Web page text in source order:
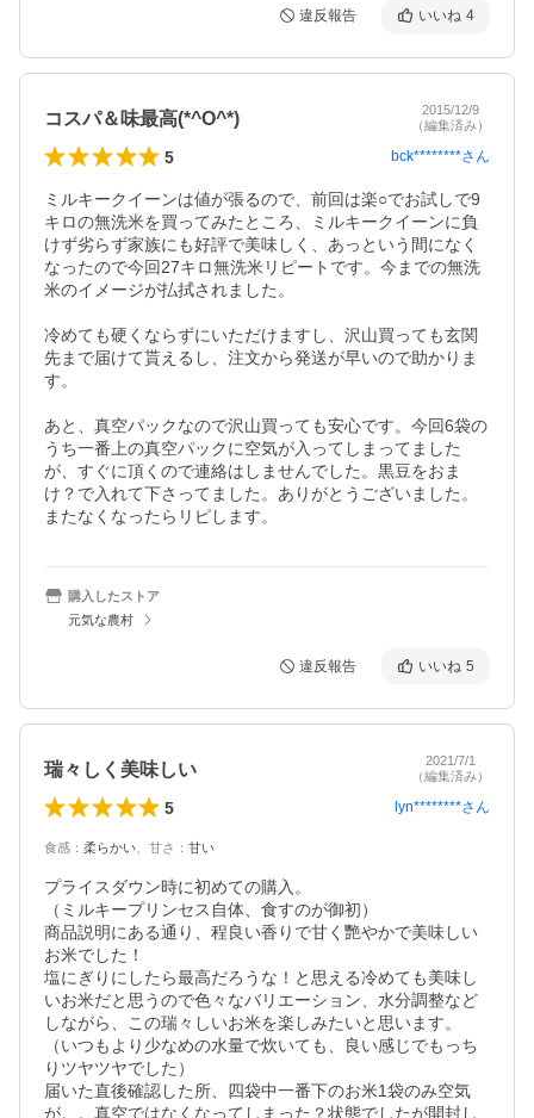
違反報告 いいね 4
コスパ＆味最高(*^O^*)
2015/12/9
（編集済み）
5 bck********さん
ミルキークイーンは値が張るので、前回は楽○でお試しで9
キロの無洗米を買ってみたところ、ミルキークイーンに負
けず劣らず家族にも好評で美味しく、あっという間になく
なったので今回27キロ無洗米リピートです。今までの無洗
米のイメージが払拭されました。
冷めても硬くならずにいただけますし、沢山買っても玄関
先まで届けて貰えるし、注文から発送が早いので助かりま
す。
あと、真空パックなので沢山買っても安心です。今回6袋の
うち一番上の真空パックに空気が入ってしまってました
が、すぐに頂くので連絡はしませんでした。黒豆をおま
け？で入れて下さってました。ありがとうございました。
またなくなったらリピします。
購入したストア
元気な農村
違反報告 いいね 5
瑞々しく美味しい
2021/7/1
（編集済み）
5 lyn********さん
食感 ： 柔らかい 甘さ ： 甘い
プライスダウン時に初めての購入。
（ミルキープリンセス自体、食すのが御初）
商品説明にある通り、程良い香りで甘く艷やかで美味しい
お米でした！
塩にぎりにしたら最高だろうな！と思える冷めても美味し
いお米だと思うので色々なバリエーション、水分調整など
しながら、この瑞々しいお米を楽しみたいと思います。
（いつもより少なめの水量で炊いても、良い感じでもっち
りツヤツヤでした）
届いた直後確認した所、四袋中一番下のお米1袋のみ空気
が。。真空ではなくなってしまった？状態でしたが開封し